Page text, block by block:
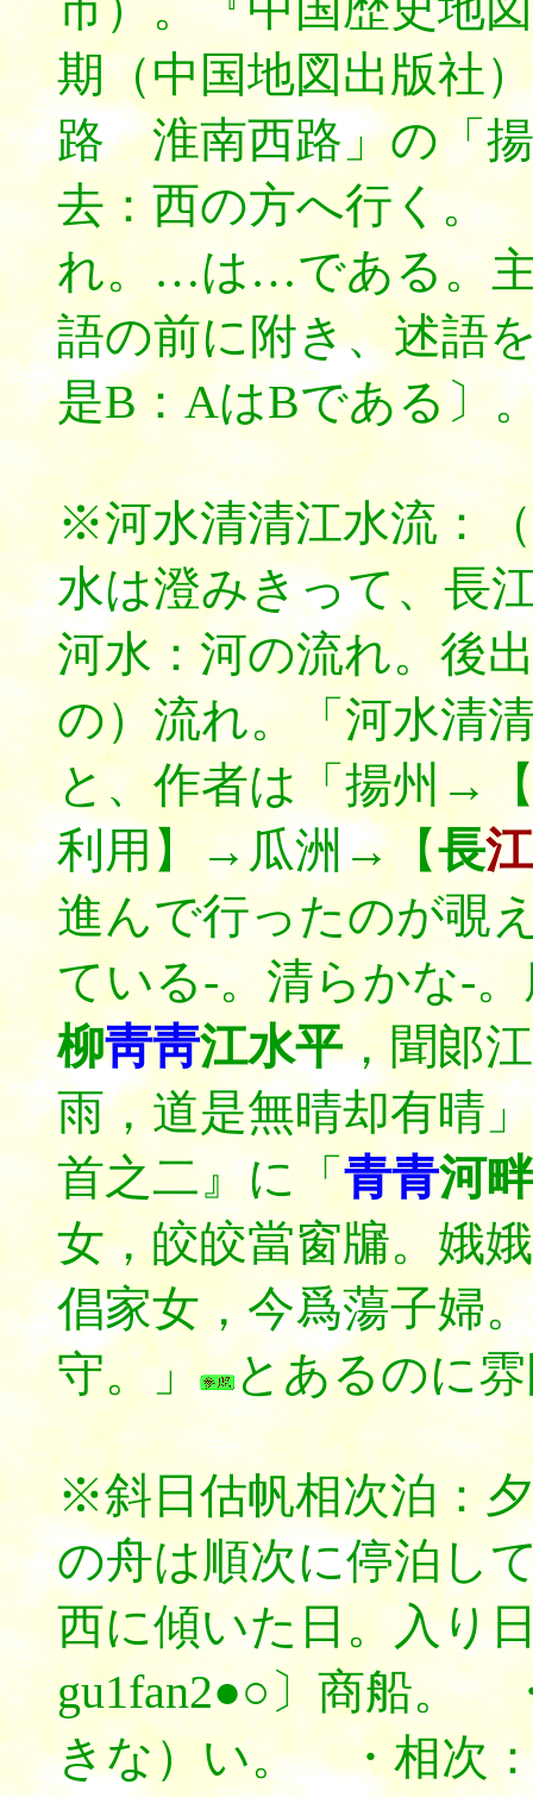
期（中国地図出版社
路 淮南西路」の「
去：西の方へ行く
れ。…は…である。
語の前に附き、述語
是B：AはBである〕
※河水清清江水流：
水は澄みきって、長
河水：河の流れ。後
の）流れ。「河水清
と、作者は「揚州→
利用】→瓜洲→【長
進んで行ったのが覗
ている-。清らかな-
柳靑靑江水平，聞郞
雨，道是無晴却有晴」
首之二』に「青青河
女，皎皎當窗牖。娥
倡家女，今爲蕩子婦
守。」
とあるのに
※斜日估帆相次泊：
の舟は順次に停泊し
西に傾いた日。入り
gu1fan2●○〕商船。
きな）い。 ・相次